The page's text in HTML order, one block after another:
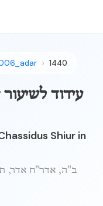
1440
עידוד
Shiur in
ב"ה, אדר"ח אדר,